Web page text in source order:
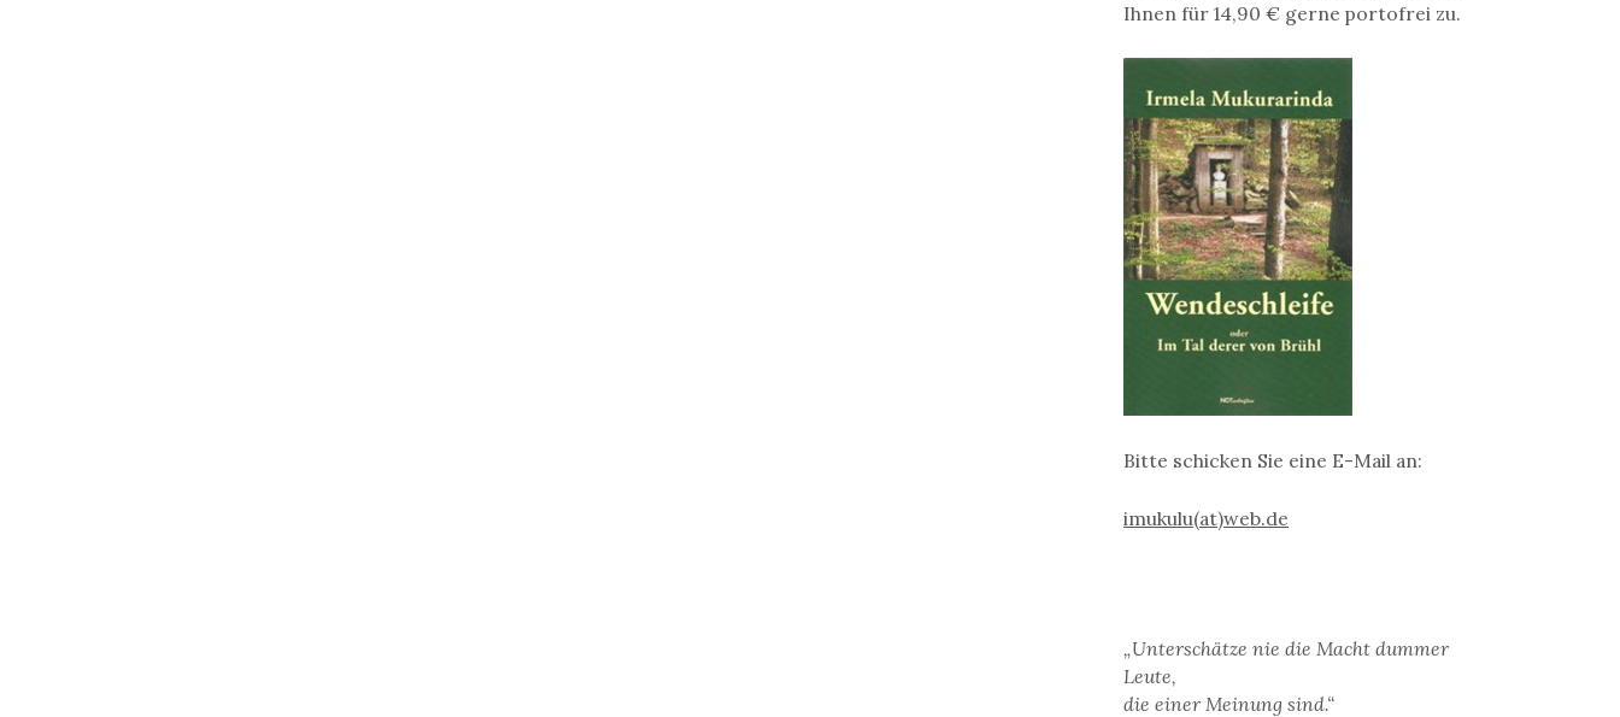
Ihnen für 14,90 € gerne portofrei zu.
Bitte schicken Sie eine E-Mail an:
imukulu(at)web.de
„Unterschätze nie die Macht dummer
Leute,
die einer Meinung sind.“